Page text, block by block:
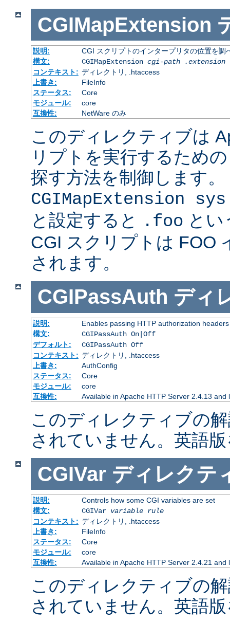
CGIMapExtension
説明:
CGI スクリプトのインタープリタの位置を調
構文:
CGIMapExtension cgi-path
.extension
コンテキスト: ディレクトリ, .htaccess
上書き:
FileInfo
ステータス:
Core
モジュール:
core
互換性:
NetWare のみ
このディレクティブは
リプトを実行するため
探す方法を制御します
CGIMapExtension
と設定すると
.foo と
CGI スクリプトは FOO
されます。
CGIPassAuth ディ
説明:
Enables passing HTTP authorization
構文:
CGIPassAuth On|Off
デフォルト:
CGIPassAuth Off
コンテキスト: ディレクトリ, .htaccess
上書き:
AuthConfig
ステータス:
Core
モジュール:
core
互換性:
Available in Apache HTTP Server 2.4.13 and
このディレクティブの
されていません。英語
CGIVar ディレクテ
説明:
Controls how some CGI variables are set
構文:
CGIVar variable rule
コンテキスト: ディレクトリ, .htaccess
上書き:
FileInfo
ステータス:
Core
モジュール:
core
互換性:
Available in Apache HTTP Server 2.4.21 and
このディレクティブの
されていません。英語